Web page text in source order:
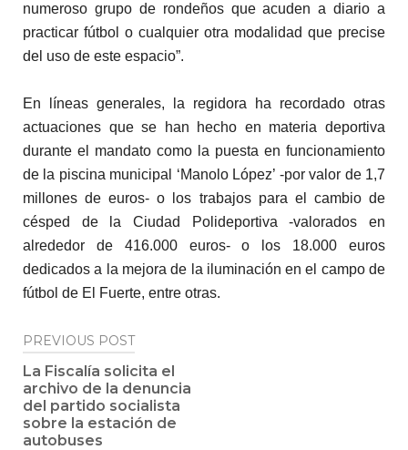
numeroso grupo de rondeños que acuden a diario a
practicar fútbol o cualquier otra modalidad que precise
del uso de este espacio”.
En líneas generales, la regidora ha recordado otras
actuaciones que se han hecho en materia deportiva
durante el mandato como la puesta en funcionamiento
de la piscina municipal ‘Manolo López’ -por valor de 1,7
millones de euros- o los trabajos para el cambio de
césped de la Ciudad Polideportiva -valorados en
alrededor de 416.000 euros- o los 18.000 euros
dedicados a la mejora de la iluminación en el campo de
fútbol de El Fuerte, entre otras.
Post
navigation
PREVIOUS POST
La Fiscalía solicita el
archivo de la denuncia
del partido socialista
sobre la estación de
autobuses